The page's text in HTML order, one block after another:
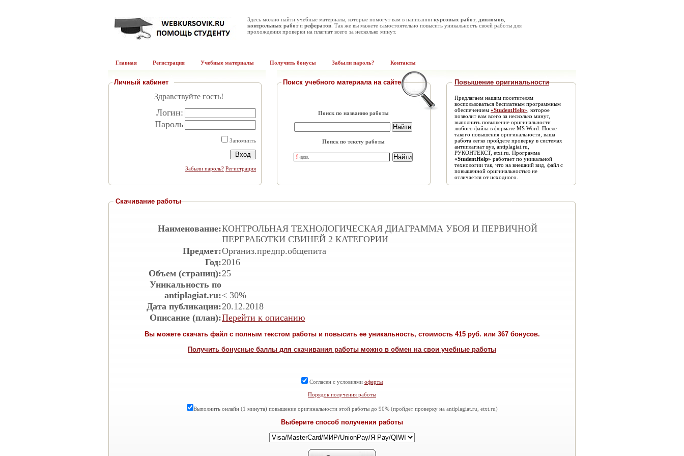
Здесь можно найти учебные материалы, которые помогут вам в написании курсовых работ, дипломов
контрольных работи рефератов . Так же вы мажете самостоятельно повысить уникальность своей работы для
прохождения проверки на плагиат всего за несколько минут.
Главная Регистрация Учебные материалы Получить бонусы Забыли пароль? Контакты
Личный кабинет
Здравствуйте гость!
Логин:
Пароль:
Запомнить
Забыли пароль? Регистрация
Поиск учебного материала на сайте
Поиск по названию работы
Поиск по тексту работы
Повышение оригинальности
Предлагаем нашим посетителям
воспользоваться бесплатным программным
обеспечением «StudentHelp» , которое
позволит вам всего за несколько минут,
выполнить повышение оригинальности
любого файла в формате MS Word. После
такого повышения оригинальности, ваша
работа легко пройдете проверку в системах
антиплагиат вуз, antiplagiat.ru,
РУКОНТЕКСТ, etxt.ru. Программа
«StudentHelp» работает по уникальной
технологии так, что на внешний вид, файл с
повышенной оригинальностью не
отличается от исходного.
Скачивание работы
Наименование:КОНТРОЛЬНАЯ ТЕХНОЛОГИЧЕСКАЯ ДИАГРАММА УБОЯ И ПЕРВИЧНОЙ
ПЕРЕРАБОТКИ СВИНЕЙ 2 КАТЕГОРИИ
Предмет:Организ.предпр.общепита
Год:2016
Объем (страниц):25
Уникальность по
antiplagiat.ru:< 30%
Дата публикации:20.12.2018
Описание (план):Перейти к описанию
Вы можете скачать файл с полным текстом работы и повысить ее уникальность, стоимость 415 руб. или 367 бонусов.
Получить бонусные баллы для скачивания работы можно в обмен на свои учебные работы
Согласен с условиями оферты
Порядок получения работы
Выполнить онлайн (1 минута) повышение оригинальности этой работы до 90% (пройдет проверку на antiplagiat.ru, etxt.ru)
Выберите способ получения работы